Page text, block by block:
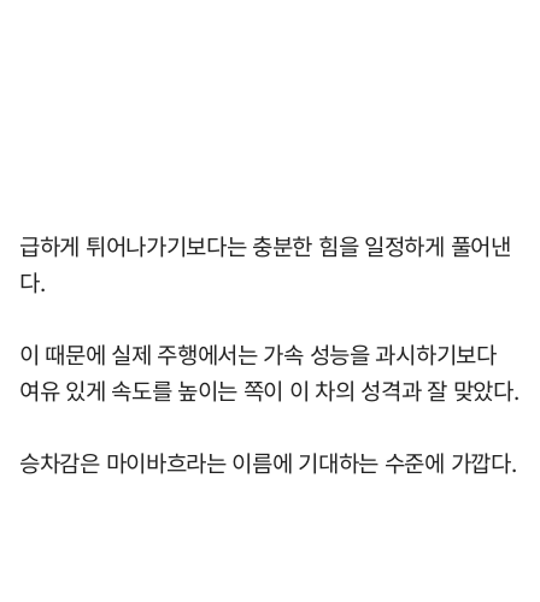
급하게 튀어나가기보다는 충분한 힘을 일정하게 풀어낸
다.
이 때문에 실제 주행에서는 가속 성능을 과시하기보다
여유 있게 속도를 높이는 쪽이 이 차의 성격과 잘 맞았다.
승차감은 마이바흐라는 이름에 기대하는 수준에 가깝다.